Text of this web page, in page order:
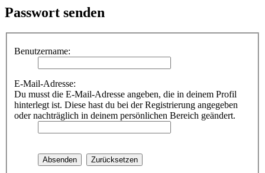
Passwort senden
Benutzername:
E-Mail-Adresse:
Du musst die E-Mail-Adresse angeben, die in deinem Profil
hinterlegt ist. Diese hast du bei der Registrierung angegeben
oder nachträglich in deinem persönlichen Bereich geändert.